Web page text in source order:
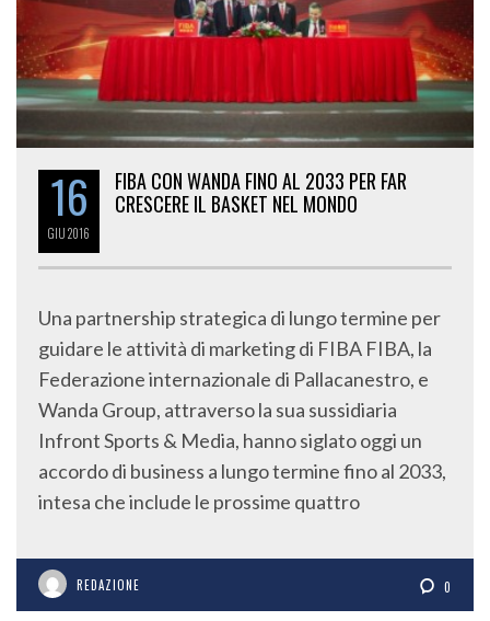
16
GIU2016
FIBA CON WANDA FINO AL 2033 PER FAR
CRESCERE IL BASKET NEL MONDO
Una partnership strategica di lungo termine per
guidare le attività di marketing di FIBA FIBA, la
Federazione internazionale di Pallacanestro, e
Wanda Group, attraverso la sua sussidiaria
Infront Sports & Media, hanno siglato oggi un
accordo di business a lungo termine fino al 2033,
intesa che include le prossime quattro
REDAZIONE 0